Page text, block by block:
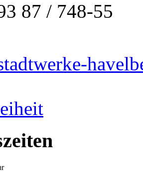
87 / 748-55